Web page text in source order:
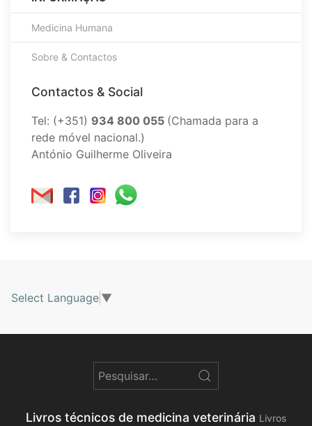
Medicina Humana
Sobre & Contactos
Contactos & Social
Tel: (+351) 934 800 055 (Chamada para a
rede móvel nacional.)
António Guilherme Oliveira
Select Language ▼
Livros técnicos de medicina veterinária Livros